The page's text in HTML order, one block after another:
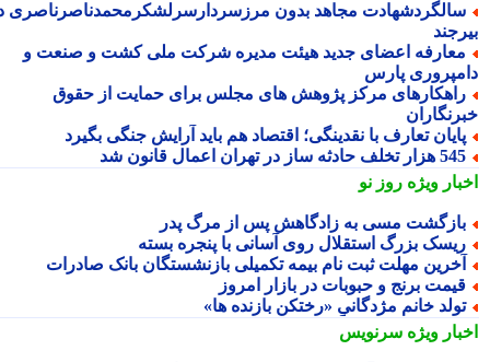
مجاهد بدون مرزسردارسرلشکرمحمدناصرناصری در
اعضای جدید هیئت مدیره شرکت ملی کشت و صنعت و
پارس
مرکز پژوهش های مجلس برای حمایت از حقوق
تعارف با نقدینگی؛ اقتصاد هم باید آرایش جنگی بگیرد
حادثه ساز در تهران اعمال قانون شد
ویژهروز نو
مسی به زادگاهش پس از مرگ پدر
بزرگ استقلال روی آسانی با پنجره بسته
مهلت ثبت نام بیمه تکمیلی بازنشستگان بانک صادرات
برنج و حبوبات در بازار امروز
خانم مژدگانیِِ «رختکن بازنده ها»
ویژهسرنویس